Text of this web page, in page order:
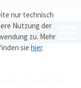
nur technisch
Nutzung der
zu. Mehr
sie hier.
im Wald für die